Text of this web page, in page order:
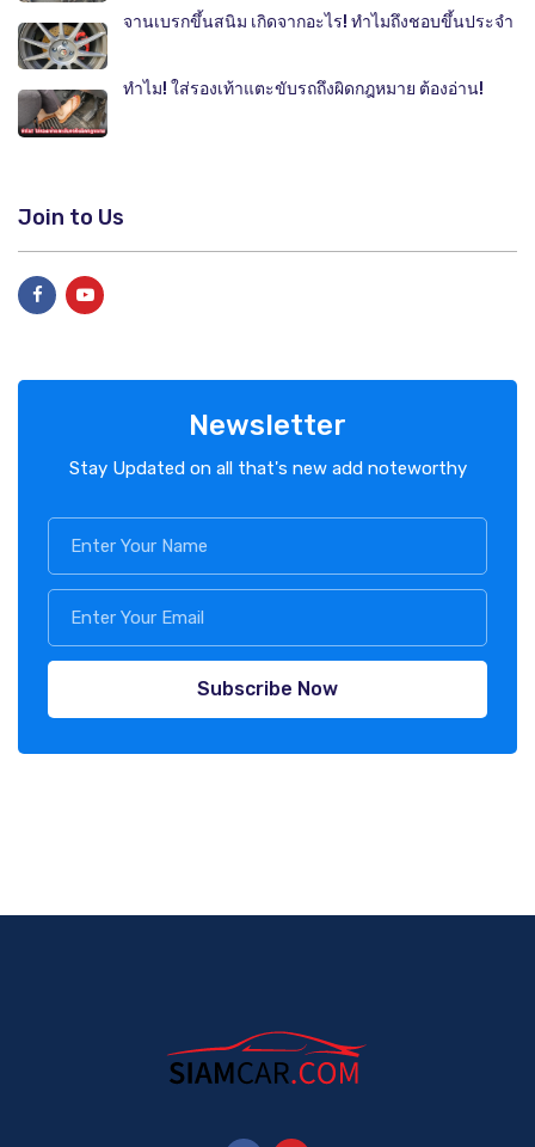
จานเบรกขึ้นสนิม เกิดจากอะไร! ทำไมถึงชอบขึ้นประจำ
ทำไม! ใส่รองเท้าแตะขับรถถึงผิดกฎหมาย ต้องอ่าน!
Join to Us
Newsletter
Stay Updated on all that's new add noteworthy
Subscribe Now